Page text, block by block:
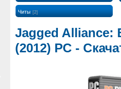
Читы [2]
Jagged Alliance:
(2012) PC -